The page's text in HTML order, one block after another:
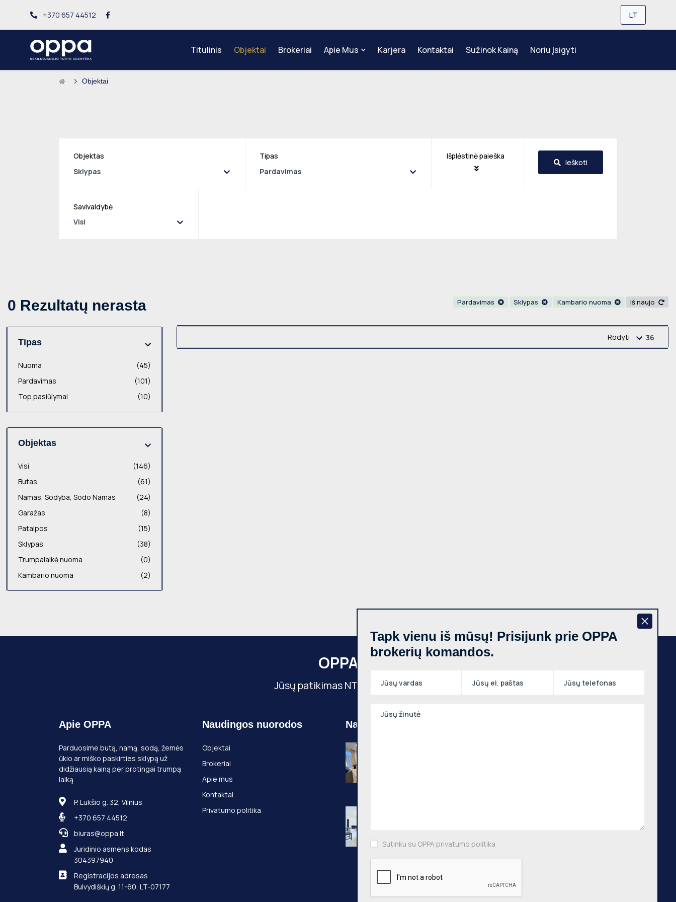
+370 657 44512 LT
Titulinis Objektai Brokeriai Apie Mus Karjera Kontaktai Sužinok Kainą Noriu Įsigyti
Objektai
Objektas
Sklypas
Tipas
Pardavimas
Išplėstinė paieška
Ieškoti
Savivaldybė
Visi
0 Rezultatų nerasta Pardavimas Sklypas Kambario nuoma Iš naujo
Tipas
Nuoma
(45)
Pardavimas
(101)
Top pasiūlymai
(10)
Objektas
Visi
(146)
Butas
(61)
Namas, Sodyba, Sodo Namas
(24)
Garažas
(8)
Patalpos
(15)
Sklypas
(38)
Trumpalaikė nuoma
(0)
Kambario nuoma
(2)
Rodyti: 36
OPPA
Jūsų patikimas NT partneris
Apie OPPA
Parduosime butą, namą, sodą, žemės
ūkio ar miško paskirties sklypą už
didžiausią kainą per protingai trumpą
laiką.
P. Lukšio g. 32, Vilnius
+370 657 44512
biuras@oppa.lt
Juridinio asmens kodas
304397940
Registracijos adresas
Buivydiškių g. 11-60, LT-07177
Naudingos nuorodos
Objektai
Brokeriai
Apie mus
Kontaktai
Privatumo politika
Naujausi objektai
Tapk vienu iš mūsų! Prisijunk prie OPPA
brokerių komandos.
Sutinku su OPPA privatumo politika